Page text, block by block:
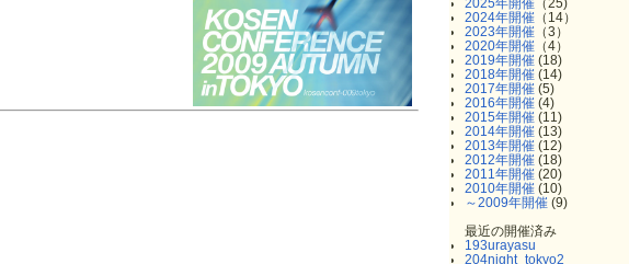
2025年開催 （25)
2024年開催 （14）
2023年開催 （3）
2020年開催 （4）
2019年開催 (18)
2018年開催 (14)
2017年開催 (5)
2016年開催 (4)
2015年開催 (11)
2014年開催 (13)
2013年開催 (12)
2012年開催 (18)
2011年開催 (20)
2010年開催 (10)
～2009年開催 (9)
最近の開催済み
193urayasu
204night_tokyo2